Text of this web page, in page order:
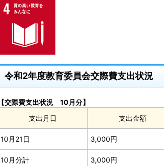
令和2年度教育委員会交際費支出状況
【交際費支出状況 10月分】
支出月日
支出金額
10月21日 3,000円
10月分計 3,000円